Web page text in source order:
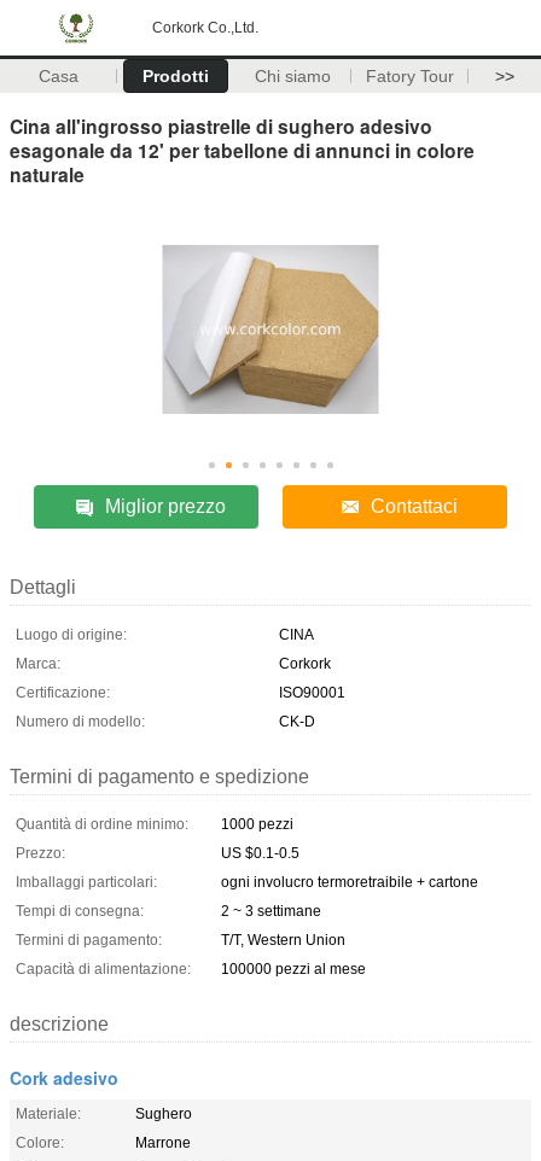
Corkork Co.,Ltd.
Casa Prodotti Chi siamo Fatory Tour >>
Cina all'ingrosso piastrelle di sughero adesivo
esagonale da 12' per tabellone di annunci in colore
naturale
Miglior prezzo Contattaci
Dettagli
Luogo di origine:
CINA
Marca:
Corkork
Certificazione:
ISO90001
Numero di modello:
CK-D
Termini di pagamento e spedizione
Quantità di ordine minimo:
1000 pezzi
Prezzo:
US $0.1-0.5
Imballaggi particolari:
ogni involucro termoretraibile + cartone
Tempi di consegna:
2 ~ 3 settimane
Termini di pagamento:
T/T, Western Union
Capacità di alimentazione:
100000 pezzi al mese
descrizione
Cork adesivo
Materiale:
Sughero
Colore:
Marrone